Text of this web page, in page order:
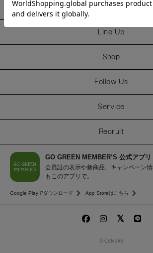
Information
Line Up
Shop
Follow Us
Service
Recruit
GO GREEN MEMBER’S 公式アプリ
会員証の表示や新商品、キャンペーン
もこのアプリで。
Google Playでダウンロード App Storeはこちら
© Celvoke